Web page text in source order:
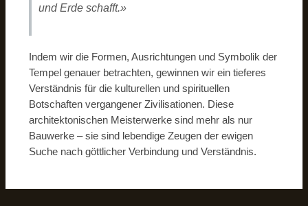
und Erde schafft.»
Indem wir die Formen, Ausrichtungen und Symbolik der
Tempel genauer betrachten, gewinnen wir ein tieferes
Verständnis für die kulturellen und spirituellen
Botschaften vergangener Zivilisationen. Diese
architektonischen Meisterwerke sind mehr als nur
Bauwerke – sie sind lebendige Zeugen der ewigen
Suche nach göttlicher Verbindung und Verständnis.